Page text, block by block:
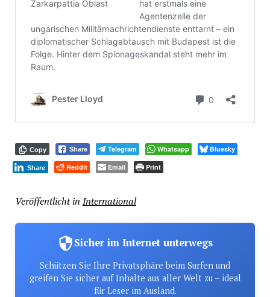
Copy Share Telegram Whatsapp Bluesky
Share Reddit Email Print
Veröffentlicht in International
Sicher im Internet unterwegs
Schützen Sie Ihre Privatsphäre beim Surfen und
greifen Sie sicher auf Inhalte aus aller Welt zu – ideal
für Leser im Ausland.